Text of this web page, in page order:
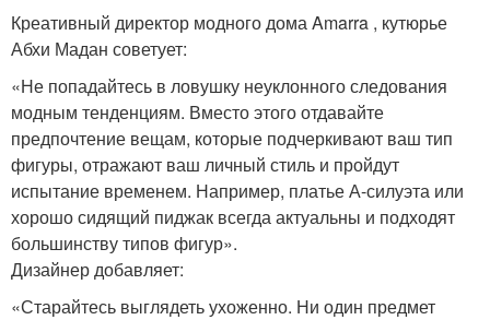
Креативный директор модного дома Amarra , кутюрье
Абхи Мадан советует:
«Не попадайтесь в ловушку неуклонного следования
модным тенденциям. Вместо этого отдавайте
предпочтение вещам, которые подчеркивают ваш тип
фигуры, отражают ваш личный стиль и пройдут
испытание временем. Например, платье А-силуэта или
хорошо сидящий пиджак всегда актуальны и подходят
большинству типов фигур».
Дизайнер добавляет:
«Старайтесь выглядеть ухоженно. Ни один предмет